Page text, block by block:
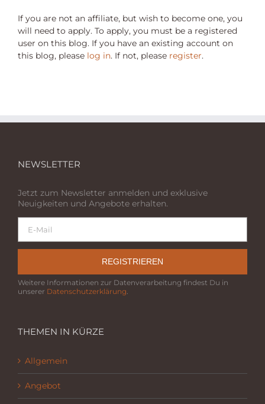
If you are not an affiliate, but wish to become one, you
will need to apply. To apply, you must be a registered
user on this blog. If you have an existing account on
this blog, please log in. If not, please register.
NEWSLETTER
Jetzt zum Newsletter anmelden und exklusive
Neuigkeiten und Angebote erhalten.
REGISTRIEREN
Weitere Informationen zur Datenverarbeitung findest Du in
unserer Datenschutzerklärung.
THEMEN IN KÜRZE
Allgemein
Angebot